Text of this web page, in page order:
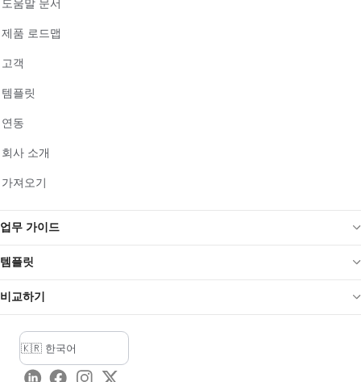
제품 로드맵
고객
템플릿
연동
회사 소개
가져오기
업무 가이드
템플릿
비교하기